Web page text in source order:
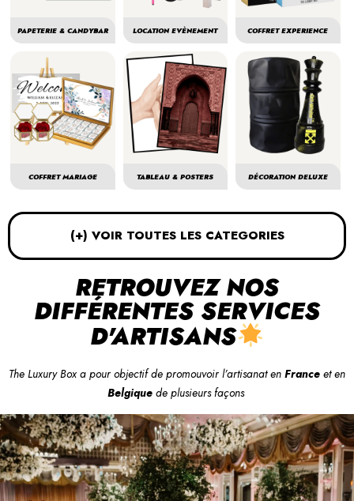
PAPETERIE & CANDYBAR LOCATION EVÈNEMENT COFFRET EXPERIENCE
COFFRET MARIAGE TABLEAU & POSTERS DÉCORATION DELUXE
(+) VOIR TOUTES LES CATEGORIES
RETROUVEZ NOS
DIFFÉRENTES SERVICES
D'ARTISANS
The Luxury Box a pour objectif de promouvoir l’artisanat en France et en
Belgique de plusieurs façons